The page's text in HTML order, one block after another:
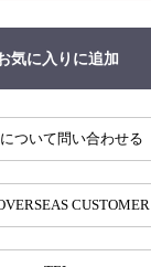
気に入りに追加
ついて問い合わせる
CUSTOMER